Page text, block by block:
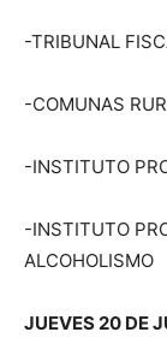
-TRIBUNAL
-COMUNAS
-INSTITUTO
-INSTITUTO
ALCOHOLISMO
JUEVES 20 DE